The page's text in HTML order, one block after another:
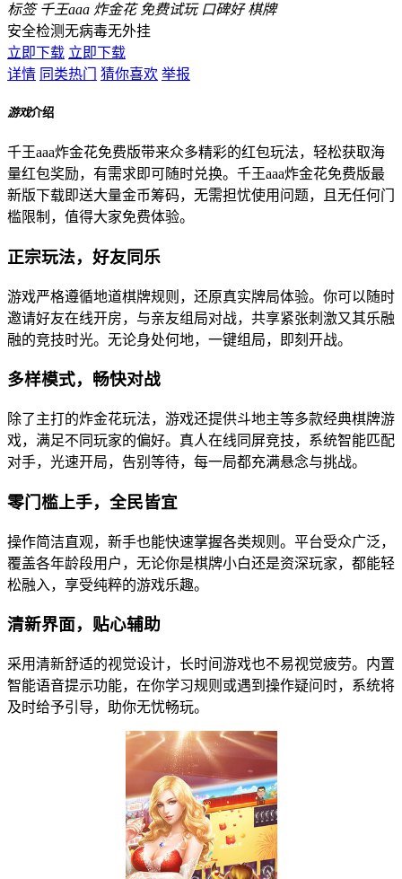
标签 千王aaa 炸金花 免费试玩 口碑好 棋牌
安全检测无病毒无外挂
立即下载 立即下载
详情 同类热门 猜你喜欢 举报
游戏介绍
千王aaa炸金花免费版带来众多精彩的红包玩法，轻松获取海
量红包奖励，有需求即可随时兑换。千王aaa炸金花免费版最
新版下载即送大量金币筹码，无需担忧使用问题，且无任何门
槛限制，值得大家免费体验。
正宗玩法，好友同乐
游戏严格遵循地道棋牌规则，还原真实牌局体验。你可以随时
邀请好友在线开房，与亲友组局对战，共享紧张刺激又其乐融
融的竞技时光。无论身处何地，一键组局，即刻开战。
多样模式，畅快对战
除了主打的炸金花玩法，游戏还提供斗地主等多款经典棋牌游
戏，满足不同玩家的偏好。真人在线同屏竞技，系统智能匹配
对手，光速开局，告别等待，每一局都充满悬念与挑战。
零门槛上手，全民皆宜
操作简洁直观，新手也能快速掌握各类规则。平台受众广泛，
覆盖各年龄段用户，无论你是棋牌小白还是资深玩家，都能轻
松融入，享受纯粹的游戏乐趣。
清新界面，贴心辅助
采用清新舒适的视觉设计，长时间游戏也不易视觉疲劳。内置
智能语音提示功能，在你学习规则或遇到操作疑问时，系统将
及时给予引导，助你无忧畅玩。